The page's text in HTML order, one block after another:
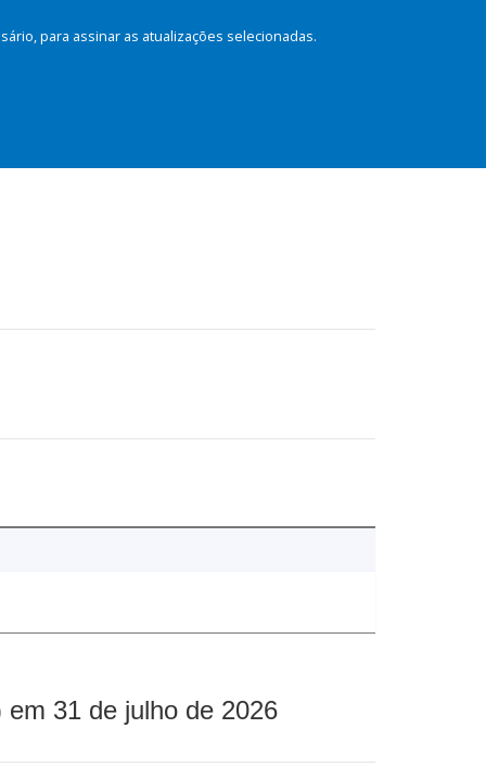
para assinar as atualizações selecionadas.
31 de julho de 2026